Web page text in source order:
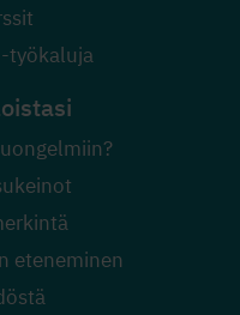
työkaluja
eteneminen